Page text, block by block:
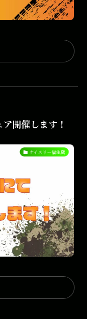
開催します！
ケイスリー福生店